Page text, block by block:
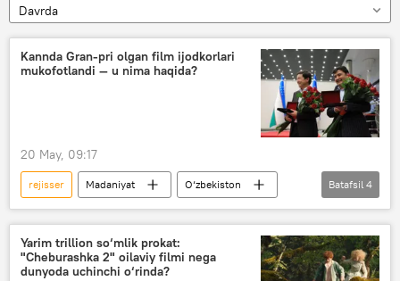
Davrda
Kannda Gran-pri olgan film ijodkorlari
mukofotlandi — u nima haqida?
20 May, 09:17
rejisser Madaniyat
O‘zbekiston
film
o‘zbek kino
kino
festival
Batafsil 4
Yarim trillion so‘mlik prokat:
"Cheburashka 2" oilaviy filmi nega
dunyoda uchinchi o‘rinda?